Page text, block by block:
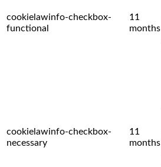
cookielawinfo-checkbox-
functional
11
months
cookielawinfo-checkbox-
necessary
11
months